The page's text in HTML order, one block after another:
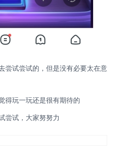
尝试尝试的，但是没有必要太在意
得玩一玩还是很有期待的
尝试，大家努努力